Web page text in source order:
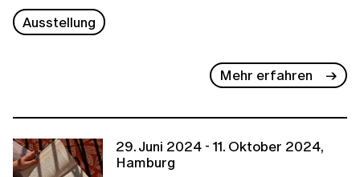
Ausstellung
Mehr erfahren
29. Juni 2024 - 11. Oktober 2024,
Hamburg